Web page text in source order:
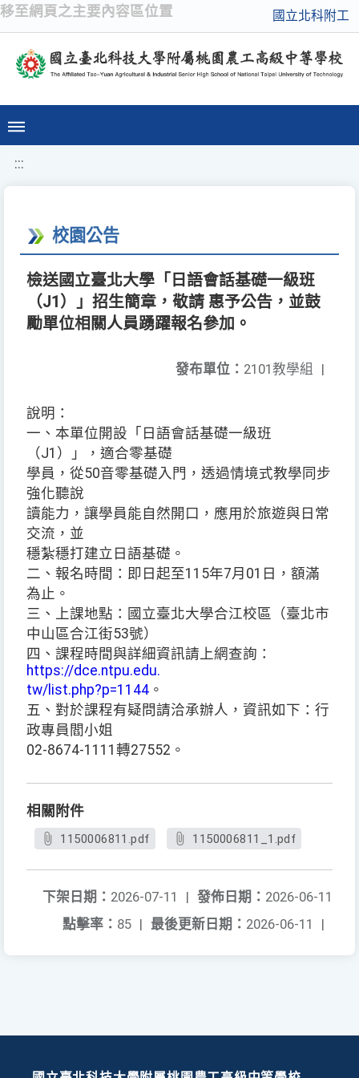
移至網頁之主要內容區位置 國立北科附工
:::
校園公告
檢送國立臺北大學「日語會話基礎一級班
（J1）」招生簡章，敬請 惠予公告，並鼓
勵單位相關人員踴躍報名參加。
發布單位： 2101教學組 |
說明：
一、本單位開設「日語會話基礎一級班
（J1）」，適合零基礎
學員，從50音零基礎入門，透過情境式教學同步
強化聽說
讀能力，讓學員能自然開口，應用於旅遊與日常
交流，並
穩紮穩打建立日語基礎。
二、報名時間：即日起至115年7月01日，額滿
為止。
三、上課地點：國立臺北大學合江校區（臺北市
中山區合江街53號）
四、課程時間與詳細資訊請上網查詢：
https://dce.ntpu.edu.
tw/list.php?p=1144 。
五、對於課程有疑問請洽承辦人，資訊如下：行
政專員閻小姐
02-8674-1111轉27552。
相關附件
1150006811.pdf 1150006811_1.pdf
發佈日期： 2026-06-11
下架日期： 2026-07-11
|
最後更新日期： 2026-06-11 |
點擊率： 85 |